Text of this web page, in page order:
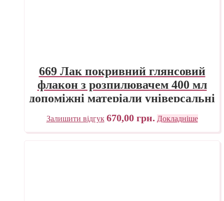
669 Лак покривний глянсовий
флакон з розпилювачем 400 мл
допоміжні матеріали універсальні
Maimeri Італія
Залишити відгук 670,00 грн. Докладніше